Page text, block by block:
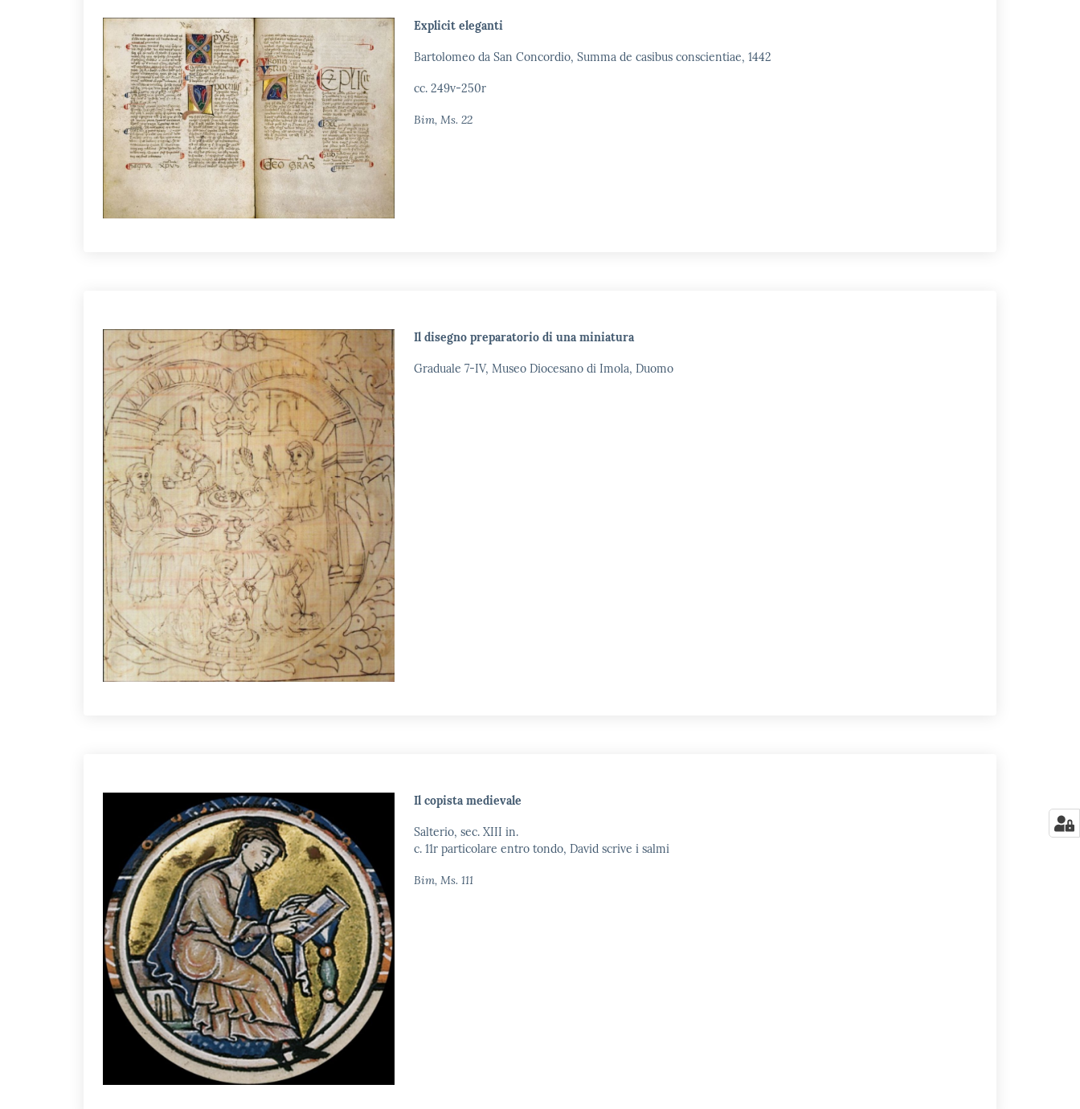
Explicit eleganti
Bartolomeo da San Concordio, Summa de casibus conscientiae, 1442
cc. 249v-250r
Bim, Ms. 22
Il disegno preparatorio di una miniatura
Graduale 7-IV, Museo Diocesano di Imola, Duomo
Il copista medievale
Salterio, sec. XIII in.
c. 11r particolare entro tondo, David scrive i salmi
Bim, Ms. 111